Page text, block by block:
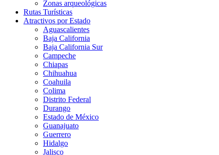
Zonas arqueológicas
Rutas Turísticas
Atractivos por Estado
Aguascalientes
Baja California
Baja California Sur
Campeche
Chiapas
Chihuahua
Coahuila
Colima
Distrito Federal
Durango
Estado de México
Guanajuato
Guerrero
Hidalgo
Jalisco